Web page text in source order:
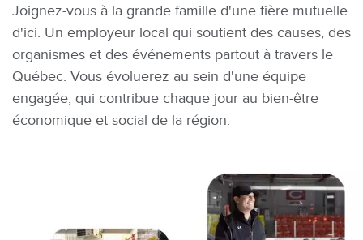
Joignez-vous à la grande famille d'une fière mutuelle
d'ici. Un employeur local qui soutient des causes, des
organismes et des événements partout à travers le
Québec. Vous évoluerez au sein d'une équipe
engagée, qui contribue chaque jour au bien-être
économique et social de la région.